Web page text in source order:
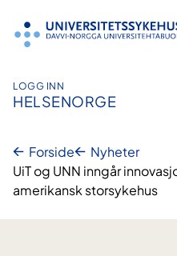
innhold
LOGG INN
HELSENORGE
Forside
Nyheter
UiT og UNN inngår
amerikansk storsykehus